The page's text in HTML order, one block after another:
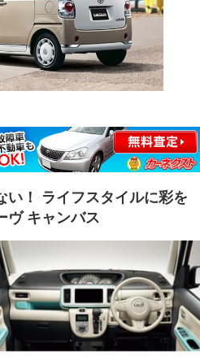
い！ ライフスタイルに彩を
ヴ キャンバス